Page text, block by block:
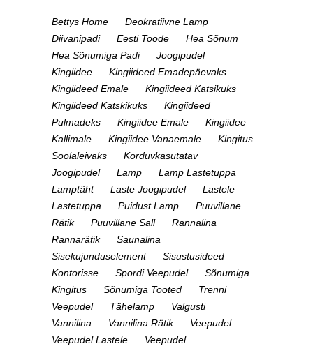
Bettys Home
Deokratiivne Lamp
Diivanipadi
Eesti Toode
Hea Sõnum
Hea Sõnumiga Padi
Joogipudel
Kingiidee
Kingiideed Emadepäevaks
Kingiideed Emale
Kingiideed Katsikuks
Kingiideed Katskikuks
Kingiideed
Pulmadeks
Kingiidee Emale
Kingiidee
Kallimale
Kingiidee Vanaemale
Kingitus
Soolaleivaks
Korduvkasutatav
Joogipudel
Lamp
Lamp Lastetuppa
Lamptäht
Laste Joogipudel
Lastele
Lastetuppa
Puidust Lamp
Puuvillane
Rätik
Puuvillane Sall
Rannalina
Rannarätik
Saunalina
Sisekujunduselement
Sisustusideed
Kontorisse
Spordi Veepudel
Sõnumiga
Kingitus
Sõnumiga Tooted
Trenni
Veepudel
Tähelamp
Valgusti
Vannilina
Vannilina Rätik
Veepudel
Veepudel Lastele
Veepudel